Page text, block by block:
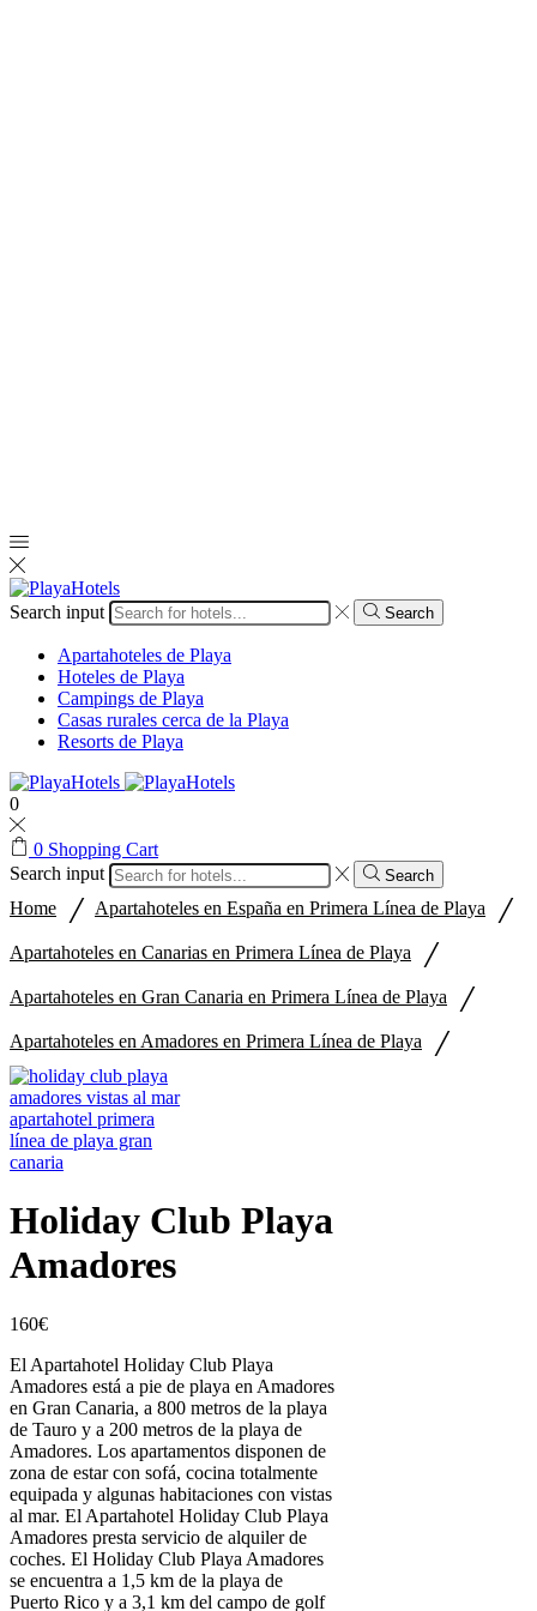
Search input Search
Apartahoteles de Playa
Hoteles de Playa
Campings de Playa
Casas rurales cerca de la Playa
Resorts de Playa
0
0 Shopping Cart
Search input
Search
Home / Apartahoteles en España en Primera Línea de Playa /
Apartahoteles en Canarias en Primera Línea de Playa /
Apartahoteles en Gran Canaria en Primera Línea de Playa /
Apartahoteles en Amadores en Primera Línea de Playa /
Holiday Club Playa
Amadores
160€
El Apartahotel Holiday Club Playa
Amadores está a pie de playa en Amadores
en Gran Canaria, a 800 metros de la playa
de Tauro y a 200 metros de la playa de
Amadores. Los apartamentos disponen de
zona de estar con sofá, cocina totalmente
equipada y algunas habitaciones con vistas
al mar. El Apartahotel Holiday Club Playa
Amadores presta servicio de alquiler de
coches. El Holiday Club Playa Amadores
se encuentra a 1,5 km de la playa de
Puerto Rico y a 3,1 km del campo de golf